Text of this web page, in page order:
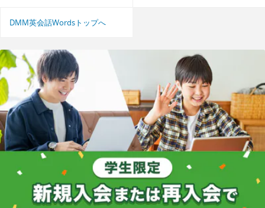
DMM英会話Wordsトップへ